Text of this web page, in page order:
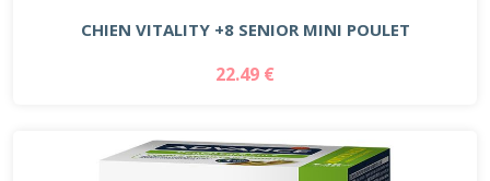
CHIEN VITALITY +8 SENIOR MINI POULET
22.49 €